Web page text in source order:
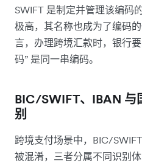
SWIFT 是制定并管理该编码
极高，其名称也成为了编码
言，办理跨境汇款时，银行
码” 是同一串编码。
BIC/SWIFT、IBAN 与
别
跨境支付场景中，BIC/
被混淆，三者分属不同识别